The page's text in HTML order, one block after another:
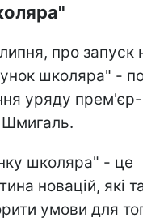
про запуск
школяра" -
уряду прем'єр-
Шмигаль.
школяра" - це
новацій, які
умови для